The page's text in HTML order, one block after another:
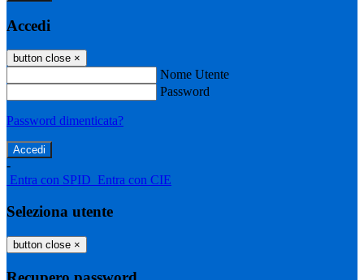
Accedi
button close ×
Nome Utente
Password
Password dimenticata?
-
Entra con SPID Entra con CIE
Seleziona utente
button close ×